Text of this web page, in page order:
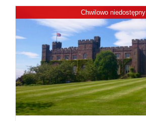
Chwilowo niedostępny